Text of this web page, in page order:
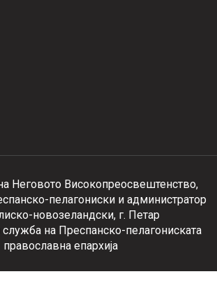
Неговото Високопреосвештенство,
пелагониски и администратор
новозеландски, г. Петар
на Преспанско-пелагониската
православна епархија